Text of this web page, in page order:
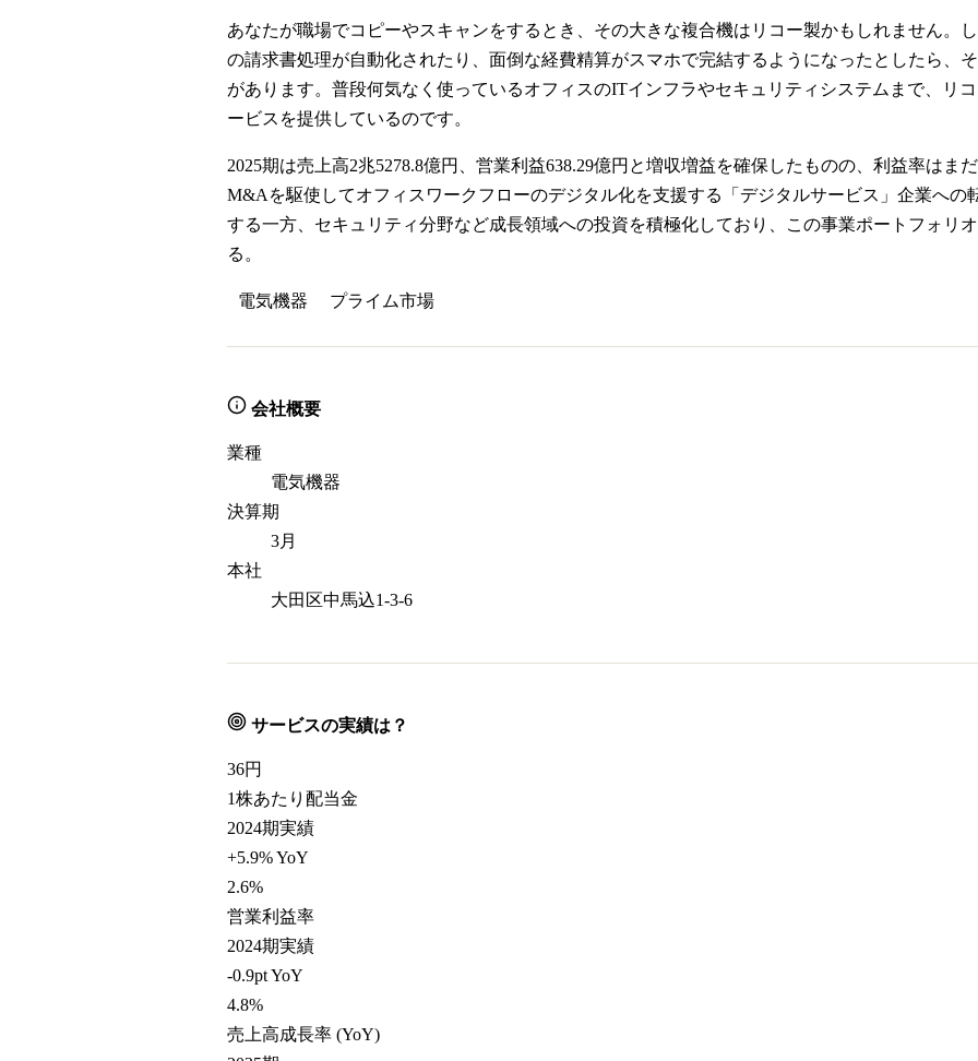
あなたが職場でコピーやスキャンをするとき、その大きな複合機はリコー製かもしれません。
の請求書処理が自動化されたり、面倒な経費精算がスマホで完結するようになったとしたら、
があります。普段何気なく使っているオフィスのITインフラやセキュリティシステムまで、リ
ービスを提供しているのです。
2025期は売上高2兆5278.8億円、営業利益638.29億円と増収増益を確保したものの、利益率は
M&Aを駆使してオフィスワークフローのデジタル化を支援する「デジタルサービス」企業へ
する一方、セキュリティ分野など成長領域への投資を積極化しており、この事業ポートフォリ
る。
電気機器 プライム市場
会社概要
業種
電気機器
決算期
3月
本社
大田区中馬込1-3-6
サービスの実績は？
36円
1株あたり配当金
2024期実績
+5.9% YoY
2.6%
営業利益率
2024期実績
-0.9pt YoY
4.8%
売上高成長率 (YoY)